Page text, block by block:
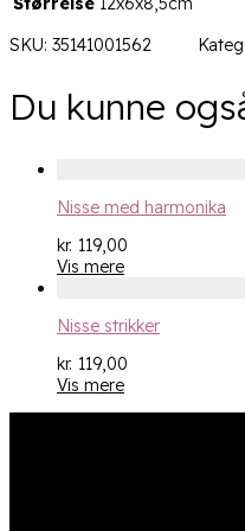
SKU: 35141001562
Du kunne
Nisse med harmonika
kr. 119,00
Vis mere
Nisse strikker
kr. 119,00
Vis mere